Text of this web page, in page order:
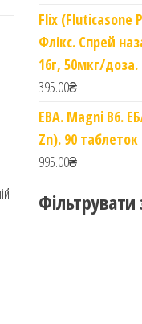
Flix (Fluticasone
Флікс. Спрей
16г, 50мкг/доза.
395.00₴
EBA. Magni B6.
Zn). 90 таблеток
995.00₴